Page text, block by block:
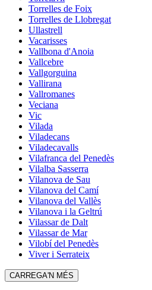
Torrelles de Foix
Torrelles de Llobregat
Ullastrell
Vacarisses
Vallbona d'Anoia
Vallcebre
Vallgorguina
Vallirana
Vallromanes
Veciana
Vic
Vilada
Viladecans
Viladecavalls
Vilafranca del Penedès
Vilalba Sasserra
Vilanova de Sau
Vilanova del Camí
Vilanova del Vallès
Vilanova i la Geltrú
Vilassar de Dalt
Vilassar de Mar
Vilobí del Penedès
Viver i Serrateix
CARREGA'N MÉS